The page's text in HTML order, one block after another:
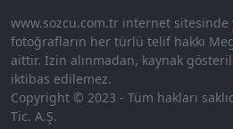
www.sozcu.com.tr internet sitesinde
fotoğrafların her türlü telif hakkı
aittir. İzin alınmadan, kaynak
iktibas edilemez.
Copyright © 2023 - Tüm hakları
Tic. A.Ş.